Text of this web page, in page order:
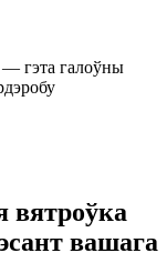
— гэта галоўны
вятроўка
вашага